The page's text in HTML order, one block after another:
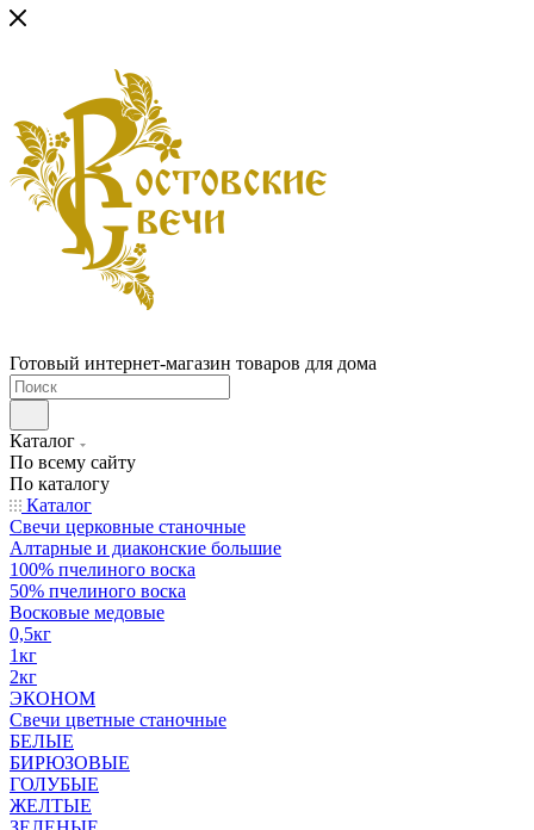
Готовый интернет-магазин товаров для дома
Каталог
По всему сайту
По каталогу
Каталог
Свечи церковные станочные
Алтарные и диаконские большие
100% пчелиного воска
50% пчелиного воска
Восковые медовые
0,5кг
1кг
2кг
ЭКОНОМ
Свечи цветные станочные
БЕЛЫЕ
БИРЮЗОВЫЕ
ГОЛУБЫЕ
ЖЕЛТЫЕ